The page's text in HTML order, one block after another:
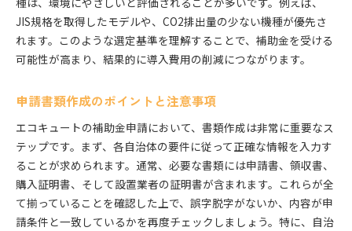
JIS規格を取得したモデルや、CO2排出量の少ない機種が優先さ
れます。このような選定基準を理解することで、補助金を受ける
可能性が高まり、結果的に導入費用の削減につながります。
申請書類作成のポイントと注意事項
エコキュートの補助金申請において、書類作成は非常に重要なス
テップです。まず、各自治体の要件に従って正確な情報を入力す
ることが求められます。通常、必要な書類には申請書、領収書、
購入証明書、そして設置業者の証明書が含まれます。これらが全
て揃っていることを確認した上で、誤字脱字がないか、内容が申
請条件と一致しているかを再度チェックしましょう。特に、自治